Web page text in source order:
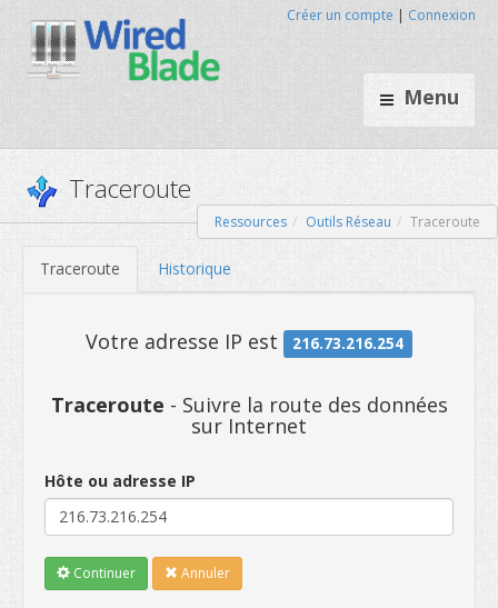
Menu
Créer un compte | Connexion
Traceroute
Ressources Outils Réseau Traceroute
Traceroute Historique
Traceroute - Suivre la route des données
sur Internet
Hôte ou adresse IP
Continuer Annuler